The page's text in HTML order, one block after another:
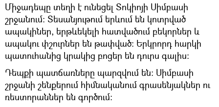
Միջադեպը տեղի է ունեցել Տոկիոյի Սիմբասի
շրջանում։ Տեսանյութում երևում են կոտրված
ապակիներ, երթևեկելի հատվածում բեկորներ և
ապակու փշուրներ են թափված։ Երկրորդ հարկի
պատուհանից կրակից բոցեր են դուրս գալիս։
Դեպքի պատճառները պարզվում են։ Սիմբասի
շրջանի շենքերում հիմնականում գրասենյակներ ու
ռեստորաններ են գործում։